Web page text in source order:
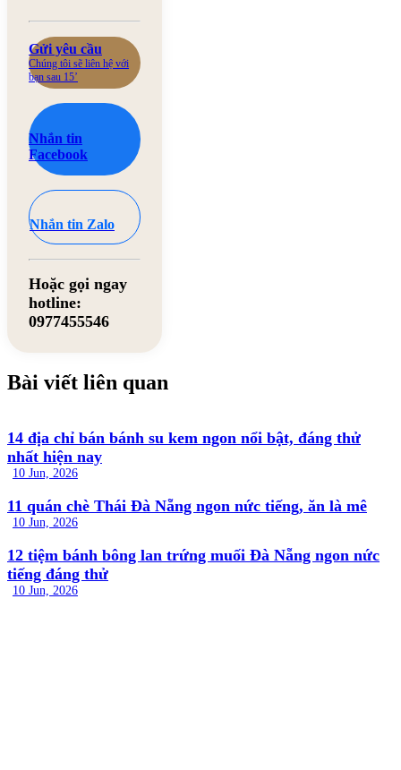
Gửi yêu cầu
Chúng tôi sẽ liên hệ với
bạn sau 15’
Nhắn tin
Facebook
Nhắn tin Zalo
Hoặc gọi ngay
hotline:
0977455546
Bài viết liên quan
14 địa chỉ bán bánh su kem ngon nổi bật, đáng thử
nhất hiện nay
10 Jun, 2026
11 quán chè Thái Đà Nẵng ngon nức tiếng, ăn là mê
10 Jun, 2026
12 tiệm bánh bông lan trứng muối Đà Nẵng ngon nức
tiếng đáng thử
10 Jun, 2026